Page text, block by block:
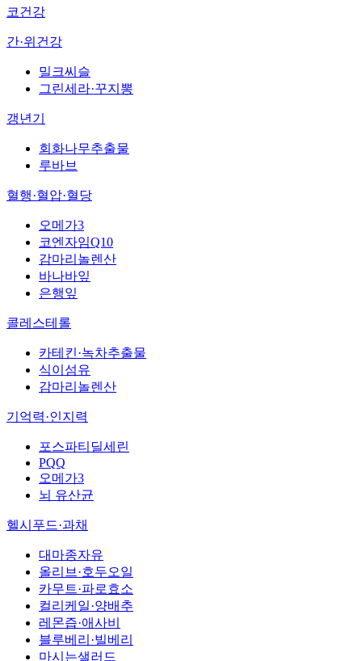
코건강
간·위건강
밀크씨슬
그린세라·꾸지뽕
갱년기
회화나무추출물
루바브
혈행·혈압·혈당
오메가3
코엔자임Q10
감마리놀렌산
바나바잎
은행잎
콜레스테롤
카테킨·녹차추출물
식이섬유
감마리놀렌산
기억력·인지력
포스파티딜세린
PQQ
오메가3
뇌 유산균
헬시푸드·과채
대마종자유
올리브·호두오일
카무트·파로효소
컬리케일·양배추
레몬즙·애사비
블루베리·빌베리
마시는샐러드